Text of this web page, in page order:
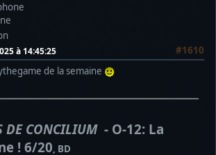
à 14:45:25
#1610
de la semaine
DE CONCILIUM - O-12: La
! 6/20, BD